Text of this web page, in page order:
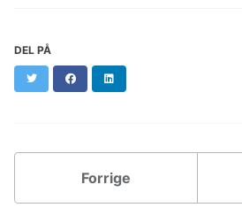
DEL PÅ
Twitter Facebook
Forrige